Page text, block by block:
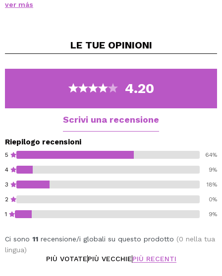
Rafforza e migliora la sua resistenza naturale.
fornendo un aspetto sano e attento.
Garantisce un prolungato effetto condizionante alle
Come usare: applicare sui capelli bagnati. Massaggiare
di punte danneggiate, applicare la maschera senza
risciacquare.
ver más
LE TUE OPINIONI
4.20
Scrivi una recensione
Riepilogo recensioni
5 64%
4 9%
3 18%
2 0%
1 9%
Ci sono 11 recensione/i globali su questo prodotto (0 nella tua
lingua)
PIÙ VOTATEPIÙ VECCHIEPIÙ RECENTI